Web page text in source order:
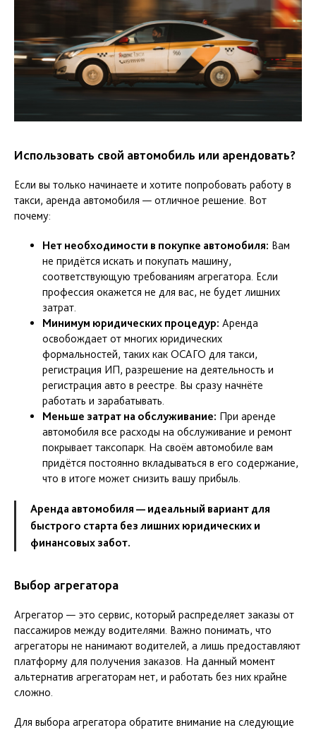
Использовать свой автомобиль или арендовать?
Если вы только начинаете и хотите попробовать работу в
такси, аренда автомобиля — отличное решение. Вот
почему:
Нет необходимости в покупке автомобиля: Вам
не придётся искать и покупать машину,
соответствующую требованиям агрегатора. Если
профессия окажется не для вас, не будет лишних
затрат.
Минимум юридических процедур: Аренда
освобождает от многих юридических
формальностей, таких как ОСАГО для такси,
регистрация ИП, разрешение на деятельность и
регистрация авто в реестре. Вы сразу начнёте
работать и зарабатывать.
Меньше затрат на обслуживание: При аренде
автомобиля все расходы на обслуживание и ремонт
покрывает таксопарк. На своём автомобиле вам
придётся постоянно вкладываться в его содержание,
что в итоге может снизить вашу прибыль.
Аренда автомобиля — идеальный вариант для
быстрого старта без лишних юридических и
финансовых забот.
Выбор агрегатора
Агрегатор — это сервис, который распределяет заказы от
пассажиров между водителями. Важно понимать, что
агрегаторы не нанимают водителей, а лишь предоставляют
платформу для получения заказов. На данный момент
альтернатив агрегаторам нет, и работать без них крайне
сложно.
Для выбора агрегатора обратите внимание на следующие